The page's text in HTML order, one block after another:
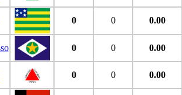
0 0 0.00
0 0 0.00
0 0 0.00